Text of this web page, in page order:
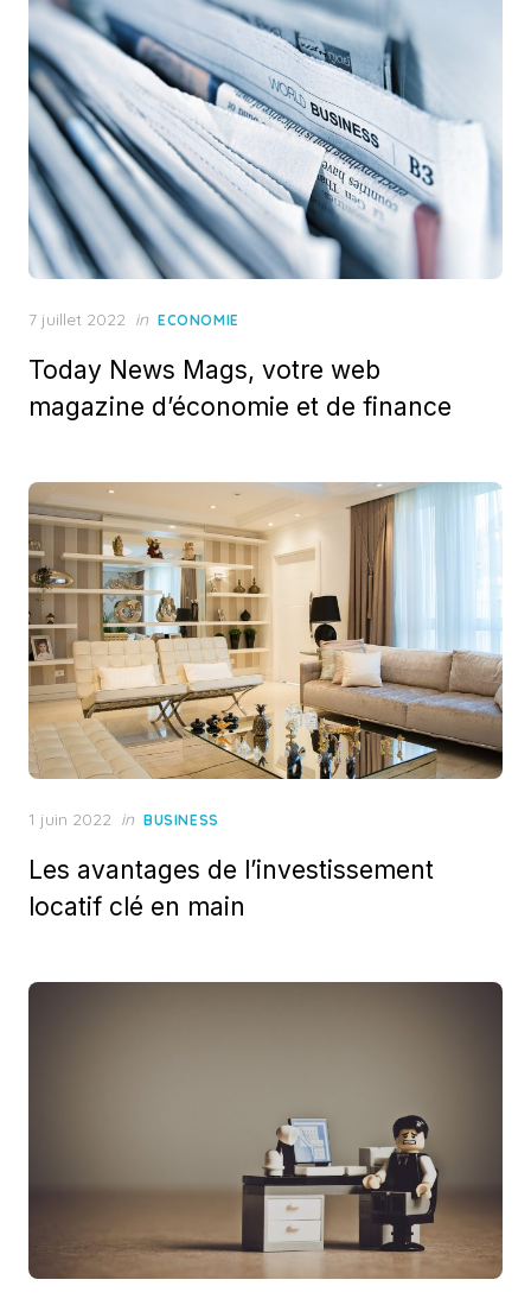
Posted
7 juillet 2022 in ECONOMIE
Today News Mags, votre web
magazine d’économie et de finance
Posted
1 juin 2022 in BUSINESS
Les avantages de l’investissement
locatif clé en main